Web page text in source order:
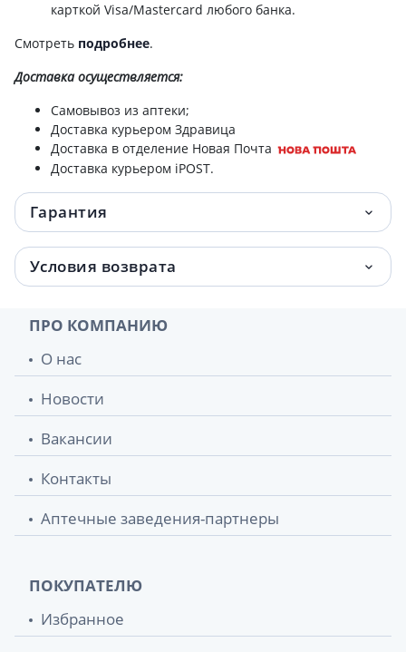
карткой Visa/Mastercard любого банка.
Смотреть подробнее.
Доставкаосуществляется:
Самовывоз из аптеки;
Доставка курьером Здравица
Доставка в отделение Новая Почта
Доставка курьером iPOST.
Гарантия
Условия возврата
ПРО КОМПАНИЮ
О нас
Новости
Вакансии
Контакты
Аптечные заведения-партнеры
ПОКУПАТЕЛЮ
Избранное